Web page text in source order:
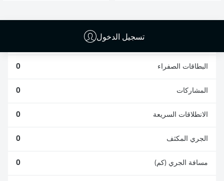
تسجيل الدخول
البطاقات الصفراء 0
المشاركات 0
الانطلاقات السريعة 0
الجري المكثف 0
مسافة الجري (كم) 0